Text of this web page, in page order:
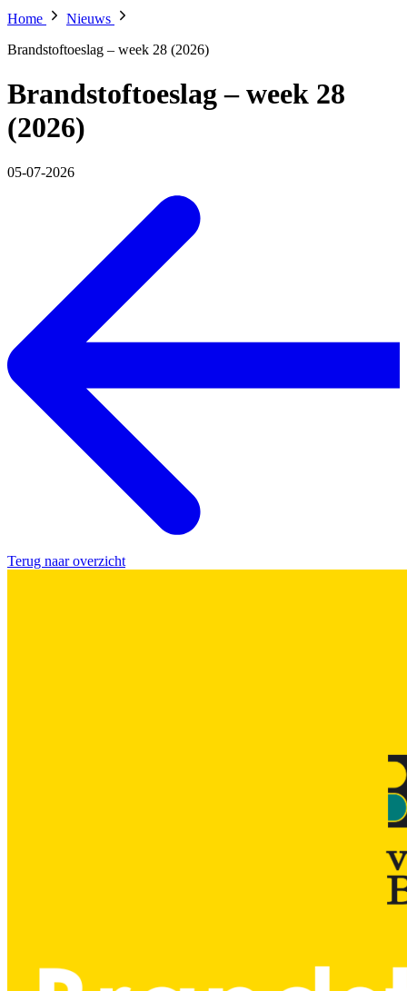
Home
Nieuws
Brandstoftoeslag – week 28 (2026)
Brandstoftoeslag – week 28
(2026)
05-07-2026
Terug naar overzicht